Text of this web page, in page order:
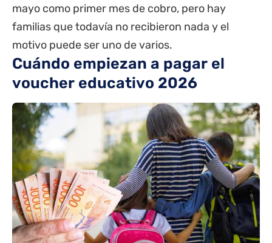
mayo como primer mes de cobro, pero hay
familias que todavía no recibieron nada y el
motivo puede ser uno de varios.
Cuándo empiezan a pagar el
voucher educativo 2026